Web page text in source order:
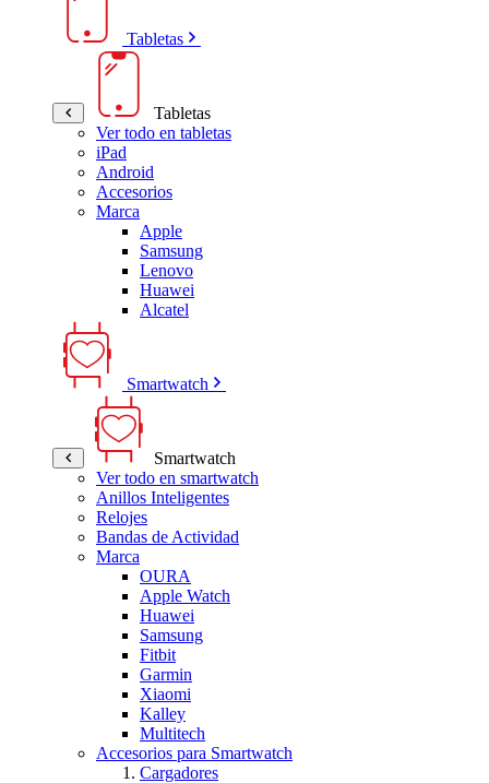
Tabletas
Tabletas
Ver todo en tabletas
iPad
Android
Accesorios
Marca
Apple
Samsung
Lenovo
Huawei
Alcatel
Smartwatch
Smartwatch
Ver todo en smartwatch
Anillos Inteligentes
Relojes
Bandas de Actividad
Marca
OURA
Apple Watch
Huawei
Samsung
Fitbit
Garmin
Xiaomi
Kalley
Multitech
Accesorios para Smartwatch
Cargadores